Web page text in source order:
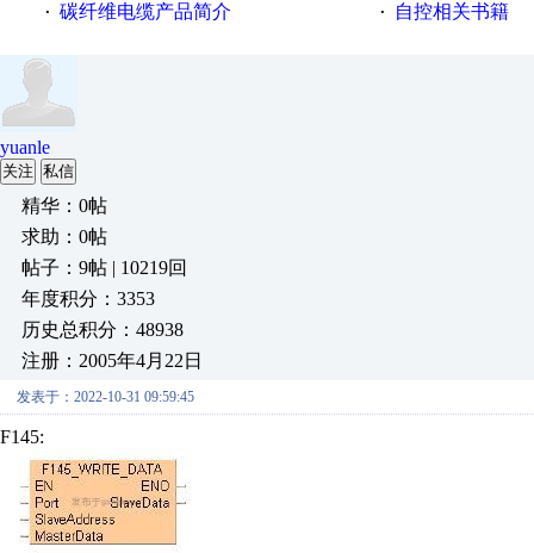
· 碳纤维电缆产品简介 · 自控相关书籍
yuanle
关注 私信
精华：0帖
求助：0帖
帖子：9帖 | 10219回
年度积分：3353
历史总积分：48938
注册：2005年4月22日
发表于：2022-10-31 09:59:45
F145: